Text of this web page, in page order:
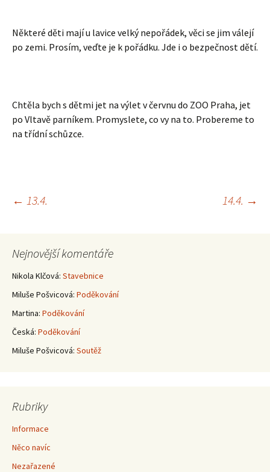
Některé děti mají u lavice velký nepořádek, věci se jim válejí
po zemi. Prosím, veďte je k pořádku. Jde i o bezpečnost dětí.
Chtěla bych s dětmi jet na výlet v červnu do ZOO Praha, jet
po Vltavě parníkem. Promyslete, co vy na to. Probereme to
na třídní schůzce.
Navigace
pro
příspěvky
← 13.4. 14.4. →
Nejnovější komentáře
Nikola Klčová: Stavebnice
Miluše Pošvicová: Poděkování
Martina: Poděkování
Česká: Poděkování
Miluše Pošvicová: Soutěž
Rubriky
Informace
Něco navíc
Nezařazené